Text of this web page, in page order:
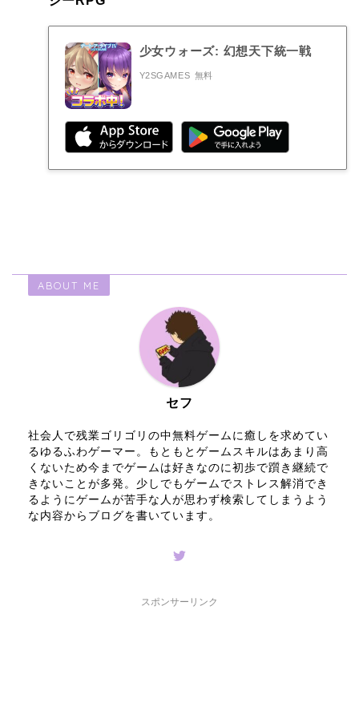
少女ウォーズ: 幻想天下統一戦
Y2SGAMES 無料
ABOUT ME
セフ
社会人で残業ゴリゴリの中無料ゲームに癒しを求めてい
るゆるふわゲーマー。もともとゲームスキルはあまり高
くないため今までゲームは好きなのに初歩で躓き継続で
きないことが多発。少しでもゲームでストレス解消でき
るようにゲームが苦手な人が思わず検索してしまうよう
な内容からブログを書いています。
スポンサーリンク